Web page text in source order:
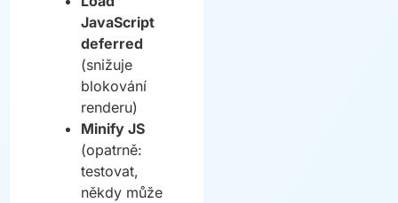
JavaScript
deferred
(snižuje
blokování
renderu)
Minify JS
(opatrně:
testovat,
někdy může